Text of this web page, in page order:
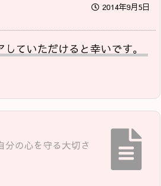
2014年9月5日
ていただけると幸いです。
分の心を守る大切さ